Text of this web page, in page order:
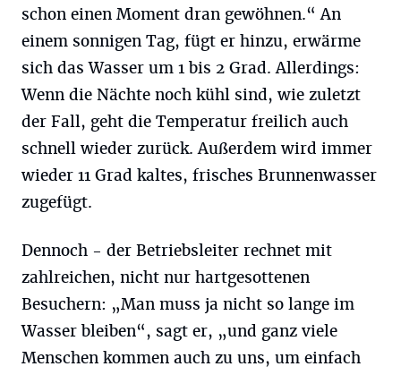
schon einen Moment dran gewöhnen.“ An
einem sonnigen Tag, fügt er hinzu, erwärme
sich das Wasser um 1 bis 2 Grad. Allerdings:
Wenn die Nächte noch kühl sind, wie zuletzt
der Fall, geht die Temperatur freilich auch
schnell wieder zurück. Außerdem wird immer
wieder 11 Grad kaltes, frisches Brunnenwasser
zugefügt.
Dennoch - der Betriebsleiter rechnet mit
zahlreichen, nicht nur hartgesottenen
Besuchern: „Man muss ja nicht so lange im
Wasser bleiben“, sagt er, „und ganz viele
Menschen kommen auch zu uns, um einfach